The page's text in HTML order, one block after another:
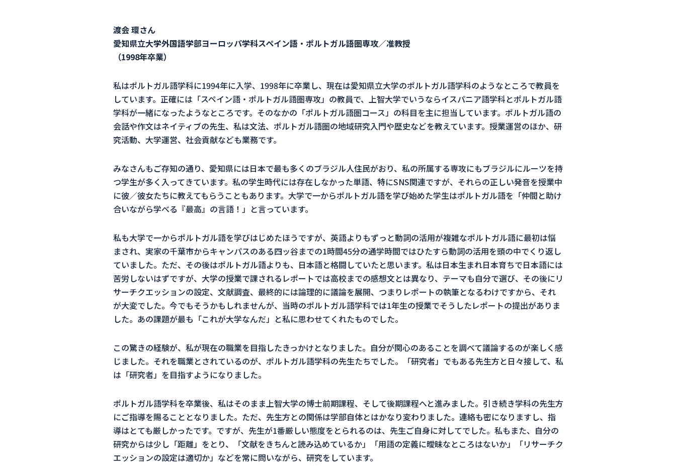
渡会 環さん
愛知県立大学外国語学部ヨーロッパ学科スペイン語・ポルトガル語圏専攻／准教授
（1998年卒業）
私はポルトガル語学科に1994年に入学、 1998年に卒業し、現在は愛知県立大学のポルトガル語学科のようなところで教員を
しています。正確には「スペイン語・ポルトガル語圏専攻」の教員で、上智大学でいうならイスパニア語学科とポルトガル語
学科が一緒になったようなところです。そのなかの「ポルトガル語圏コース」の科目を主に担当しています。ポルトガル語の
会話や作文はネイティブの先生、私は文法、ポルトガル語圏の地域研究入門や歴史などを教えています。授業運営のほか、研
究活動、大学運営、社会貢献なども業務です。
みなさんもご存知の通り、愛知県には日本で最も多くのブラジル人住民がおり、私の所属する専攻にもブラジルにルーツを持
つ学生が多く入ってきています。私の学生時代には存在しなかった単語、特にSNS関連ですが、それらの正しい発音を授業中
に彼／彼女たちに教えてもらうこともあります。大学で一からポルトガル語を学び始めた学生はポルトガル語を「仲間と助け
合いながら学べる『最高』の言語！」と言っています。
私も大学で一からポルトガル語を学びはじめたほうですが、英語よりもずっと動詞の活用が複雑なポルトガル語に最初は悩
まされ、実家の千葉市からキャンパスのある四ッ谷までの1時間45分の通学時間ではひたすら動詞の活用を頭の中でくり返し
ていました。ただ、その後はポルトガル語よりも、日本語と格闘していたと思います。私は日本生まれ日本育ちで日本語には
苦労しないはずですが、大学の授業で課されるレポートでは高校までの感想文とは異なり、テーマも自分で選び、その後にリ
サーチクエッションの設定、文献調査、最終的には論理的に議論を展開、つまりレポートの執筆となるわけですから、それ
が大変でした。今でもそうかもしれませんが、当時のポルトガル語学科では1年生の授業でそうしたレポートの提出がありま
した。あの課題が最も「これが大学なんだ」と私に思わせてくれたものでした。
この驚きの経験が、私が現在の職業を目指したきっかけとなりました。自分が関心のあることを調べて議論するのが楽しく感
じました。それを職業とされているのが、ポルトガル語学科の先生たちでした。「研究者」でもある先生方と日々接して、私
は「研究者」を目指すようになりました。
ポルトガル語学科を卒業後、私はそのまま上智大学の博士前期課程、そして後期課程へと進みました。引き続き学科の先生方
にご指導を賜ることとなりました。ただ、先生方との関係は学部自体とはかなり変わりました。連絡も密になりますし、指
導はとても厳しかったです。ですが、先生が1番厳しい態度をとられるのは、先生ご自身に対してでした。私もまた、自分の
研究からは少し「距離」をとり、「文献をきちんと読み込めているか」「用語の定義に曖昧なところはないか」「リサーチク
エッションの設定は適切か」などを常に問いながら、研究をしています。